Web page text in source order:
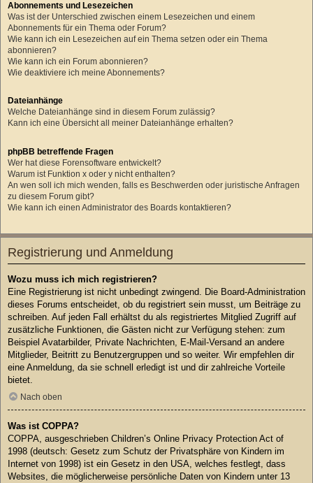
Abonnements und Lesezeichen
Was ist der Unterschied zwischen einem Lesezeichen und einem
Abonnements für ein Thema oder Forum?
Wie kann ich ein Lesezeichen auf ein Thema setzen oder ein Thema
abonnieren?
Wie kann ich ein Forum abonnieren?
Wie deaktiviere ich meine Abonnements?
Dateianhänge
Welche Dateianhänge sind in diesem Forum zulässig?
Kann ich eine Übersicht all meiner Dateianhänge erhalten?
phpBB betreffende Fragen
Wer hat diese Forensoftware entwickelt?
Warum ist Funktion x oder y nicht enthalten?
An wen soll ich mich wenden, falls es Beschwerden oder juristische Anfragen
zu diesem Forum gibt?
Wie kann ich einen Administrator des Boards kontaktieren?
Registrierung und Anmeldung
Wozu muss ich mich registrieren?
Eine Registrierung ist nicht unbedingt zwingend. Die Board-Administration
dieses Forums entscheidet, ob du registriert sein musst, um Beiträge zu
schreiben. Auf jeden Fall erhältst du als registriertes Mitglied Zugriff auf
zusätzliche Funktionen, die Gästen nicht zur Verfügung stehen: zum
Beispiel Avatarbilder, Private Nachrichten, E-Mail-Versand an andere
Mitglieder, Beitritt zu Benutzergruppen und so weiter. Wir empfehlen dir
eine Anmeldung, da sie schnell erledigt ist und dir zahlreiche Vorteile
bietet.
Nach oben
Was ist COPPA?
COPPA, ausgeschrieben Children’s Online Privacy Protection Act of
1998 (deutsch: Gesetz zum Schutz der Privatsphäre von Kindern im
Internet von 1998) ist ein Gesetz in den USA, welches festlegt, dass
Websites, die möglicherweise persönliche Daten von Kindern unter 13